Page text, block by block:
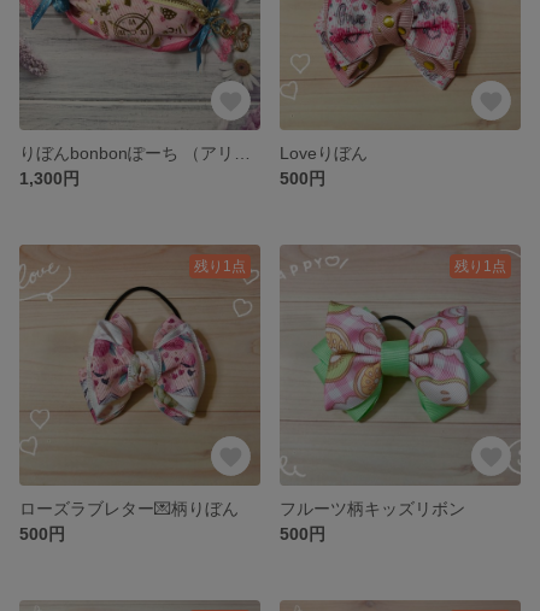
1,300円
Loveりぼん
500円
残り1点
ローズラブレター💌柄りぼん
500円
残り1点
フルーツ柄キッズリボン
500円